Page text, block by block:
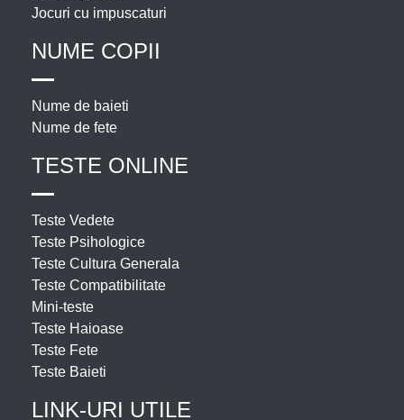
Jocuri cu impuscaturi
NUME COPII
Nume de baieti
Nume de fete
TESTE ONLINE
Teste Vedete
Teste Psihologice
Teste Cultura Generala
Teste Compatibilitate
Mini-teste
Teste Haioase
Teste Fete
Teste Baieti
LINK-URI UTILE